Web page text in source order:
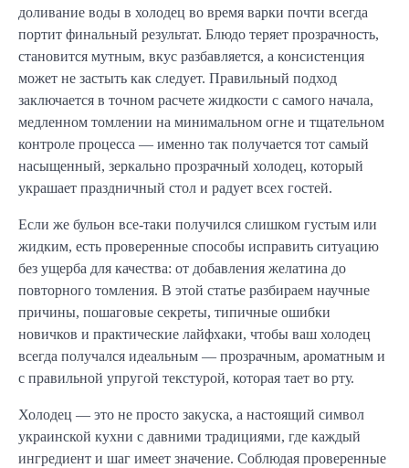
доливание воды в холодец во время варки почти всегда
портит финальный результат. Блюдо теряет прозрачность,
становится мутным, вкус разбавляется, а консистенция
может не застыть как следует. Правильный подход
заключается в точном расчете жидкости с самого начала,
медленном томлении на минимальном огне и тщательном
контроле процесса — именно так получается тот самый
насыщенный, зеркально прозрачный холодец, который
украшает праздничный стол и радует всех гостей.
Если же бульон все-таки получился слишком густым или
жидким, есть проверенные способы исправить ситуацию
без ущерба для качества: от добавления желатина до
повторного томления. В этой статье разбираем научные
причины, пошаговые секреты, типичные ошибки
новичков и практические лайфхаки, чтобы ваш холодец
всегда получался идеальным — прозрачным, ароматным и
с правильной упругой текстурой, которая тает во рту.
Холодец — это не просто закуска, а настоящий символ
украинской кухни с давними традициями, где каждый
ингредиент и шаг имеет значение. Соблюдая проверенные